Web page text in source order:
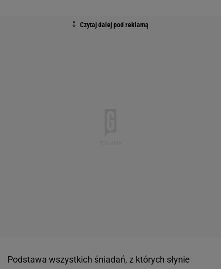
Podstawa wszystkich śniadań, z których słynie